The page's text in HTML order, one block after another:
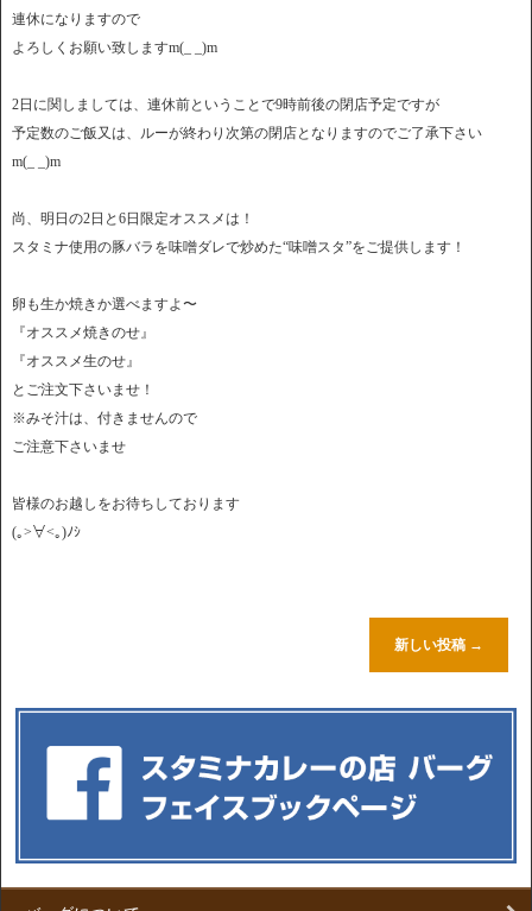
連休になりますので
よろしくお願い致しますm(_ _)m
2日に関しましては、連休前ということで9時前後の閉店予定ですが
予定数のご飯又は、ルーが終わり次第の閉店となりますのでご了承下さい
m(_ _)m
尚、明日の2日と6日限定オススメは！
スタミナ使用の豚バラを味噌ダレで炒めた“味噌スタ”をご提供します！
卵も生か焼きか選べますよ〜
『オススメ焼きのせ』
『オススメ生のせ』
とご注文下さいませ！
※みそ汁は、付きませんので
ご注意下さいませ
皆様のお越しをお待ちしております
(｡>∀<｡)ﾉｼ
新しい投稿 →